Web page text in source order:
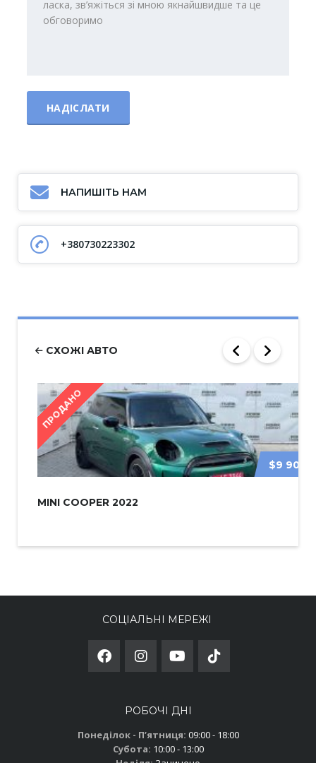
НАПИШІТЬ НАМ
+380730223302
СХОЖІ АВТО
ПРОДАНО
$9 900
MINI COOPER 2022
СОЦІАЛЬНІ МЕРЕЖІ
РОБОЧІ ДНІ
Понеділок - Пʼятниця: 09:00 - 18:00
Субота: 10:00 - 13:00